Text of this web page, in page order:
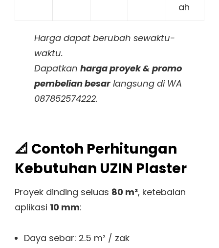
ah
Harga dapat berubah sewaktu-
waktu.
Dapatkan harga proyek & promo
pembelian besar langsung di WA
087852574222.
📐 Contoh Perhitungan
Kebutuhan UZIN Plaster
Proyek dinding seluas 80 m², ketebalan
aplikasi 10 mm:
Daya sebar: 2.5 m² / zak